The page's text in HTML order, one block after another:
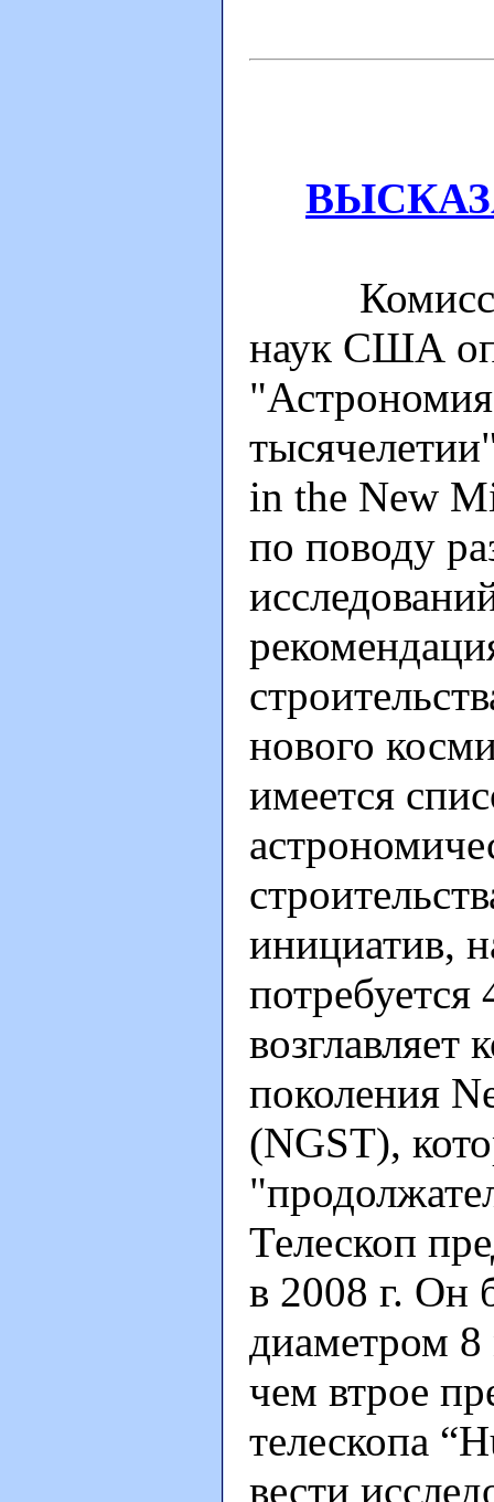
Комиссия
наук США
in the New
по поводу
нового
имеется
инициатив,
возглавляет
поколения
(NGST),
Телескоп
в 2008 г. Он
диаметром 8
чем втрое
телескопа
вести